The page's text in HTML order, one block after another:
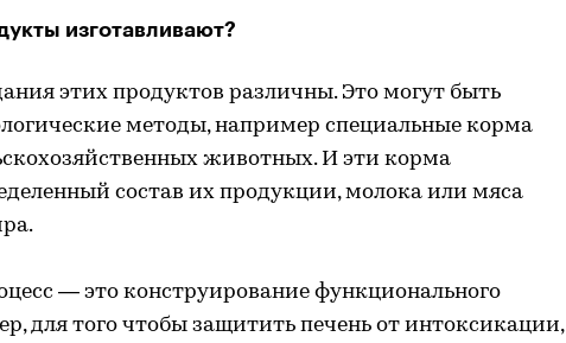
изготавливают?
этих продуктов различны. Это могут быть
методы, например специальные корма
животных. И эти корма
состав их продукции, молока или мяса
— это конструирование функционального
для того чтобы защитить печень от интоксикации,